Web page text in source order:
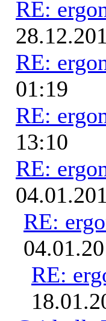
RE:
RE:
01:19
RE:
13:10
RE:
RE:
RE: